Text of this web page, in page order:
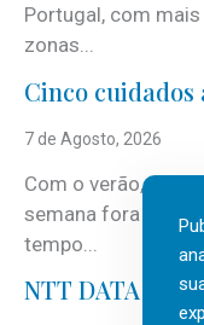
Portugal, com
zonas...
Cinco cuidados
7 de Agosto, 2026
Com o verão,
semana fora e os
tempo...
NTT DATA